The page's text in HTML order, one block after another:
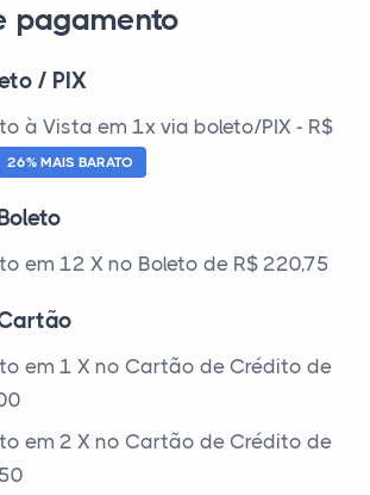
pagamento
/ PIX
à Vista em 1x via boleto/PIX - R$
26% MAIS BARATO
em 12 X no Boleto de R$ 220,75
em 1 X no Cartão de Crédito de
em 2 X no Cartão de Crédito de